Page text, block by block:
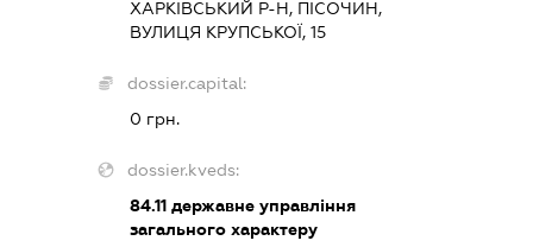
ХАРКІВСЬКИЙ Р-Н, ПІСОЧИН,
ВУЛИЦЯ КРУПСЬКОЇ, 15
dossier.capital:
0 грн.
dossier.kveds:
84.11державне управління
загального характеру